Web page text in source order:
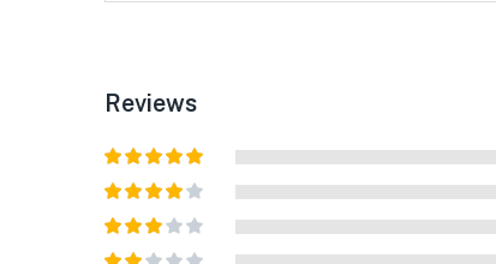
Reviews
Rated5out
of 5
Rated 4
out of 5
Rated3